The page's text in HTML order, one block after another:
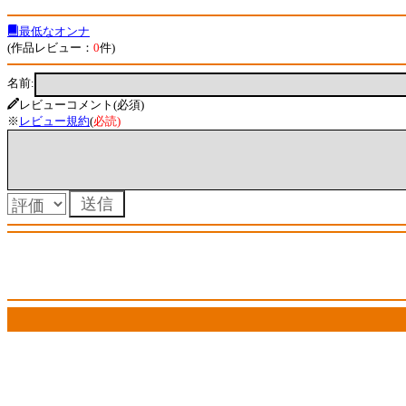
最低なオンナ
(作品レビュー： 0件)
名前:
レビューコメント(必須)
※ レビュー規約(必読)